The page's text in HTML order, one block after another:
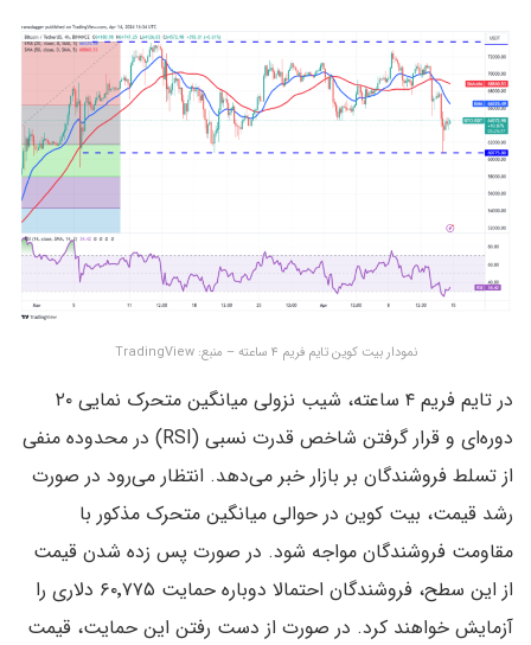
نمودار بیت کوین تایم فریم ۴ ساعته – منبع: TradingView
در تایم فریم ۴ ساعته، شیب نزولی میانگین متحرک نمایی ۲۰
دوره‌ای و قرار گرفتن شاخص قدرت نسبی (RSI) در محدوده منفی
از تسلط فروشندگان بر بازار خبر می‌دهد. انتظار می‌رود در صورت
رشد قیمت، بیت کوین در حوالی میانگین متحرک مذکور با
مقاومت فروشندگان مواجه شود. در صورت پس زده شدن قیمت
از این سطح، فروشندگان احتمالا دوباره حمایت ۶۰٬۷۷۵ دلاری را
آزمایش خواهند کرد. در صورت از دست رفتن این حمایت، قیمت